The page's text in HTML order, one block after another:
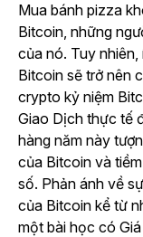
Mua bánh pizza
Bitcoin, những
của nó. Tuy
Bitcoin sẽ trở nên
crypto kỷ niệm
Giao Dịch thực tế
hàng năm này
của Bitcoin và
số. Phản ánh về
của Bitcoin kể từ
một bài học có